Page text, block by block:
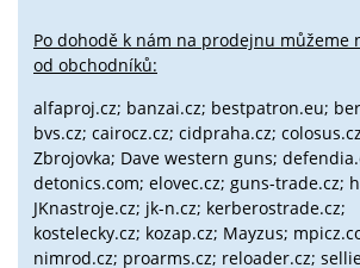
Po dohodě k nám na prodejnu můžeme
od obchodníků:
alfaproj.cz; banzai.cz; bestpatron.eu;
bvs.cz; cairocz.cz; cidpraha.cz;
Zbrojovka; Dave western guns;
detonics.com; elovec.cz; guns-trade.cz;
JKnastroje.cz; jk-n.cz; kerberostrade.cz;
kostelecky.cz; kozap.cz; Mayzus;
nimrod.cz; proarms.cz; reloader.cz;